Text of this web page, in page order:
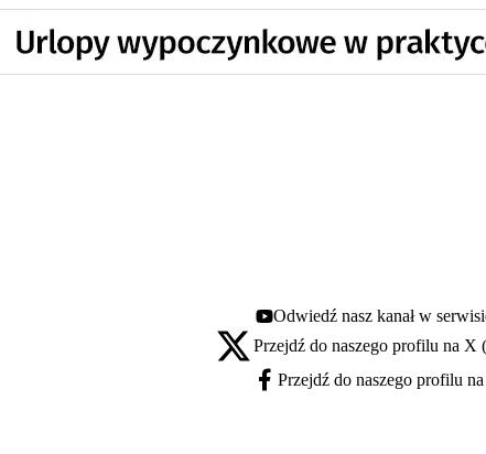
Youtube - otwiera się w nowej karcie
Odwiedź nasz kanał w
X - otwiera się w nowej karcie
Przejdź do naszego profilu na X
Facebook - otwiera się w nowej karcie
Przejdź do naszego profilu